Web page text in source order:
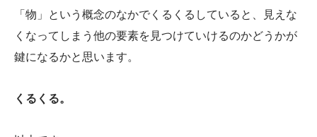
「物」という概念のなかでくるくるしていると、見えな
くなってしまう他の要素を見つけていけるのかどうかが
鍵になるかと思います。
くるくる。